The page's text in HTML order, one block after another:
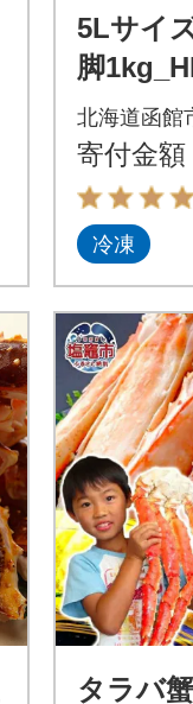
5Lサイ
脚
北海道函館
寄付金額
冷凍
タラバ